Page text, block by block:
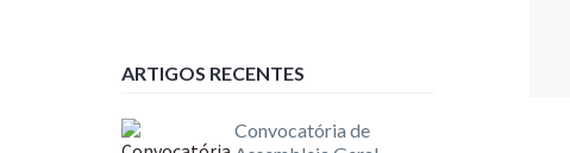
ARTIGOS RECENTES
Convocatória de